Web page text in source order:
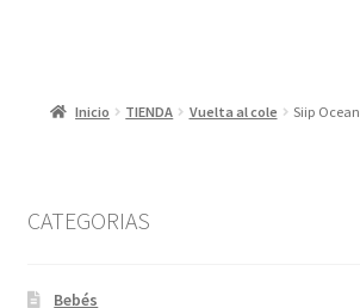
Inicio TIENDA Vuelta al cole Siip Ocean
CATEGORIAS
Bebés